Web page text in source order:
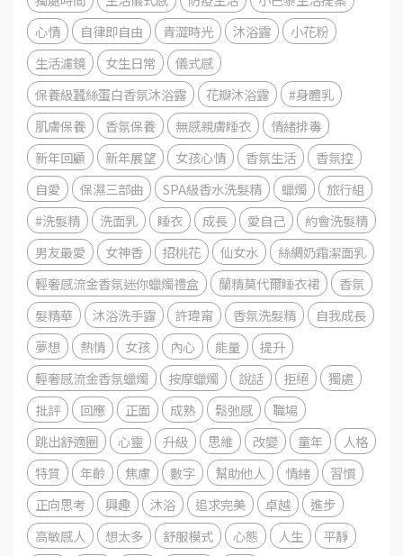
心情
自律即自由 青澀時光 沐浴露
小花粉
生活濾鏡
女生日常
儀式感
保養級蠶絲蛋白香氛沐浴露
花瓣沐浴露
#身體乳
肌膚保養
香氛保養 無感親膚睡衣
情緒排毒
新年回顧
新年展望 女孩心情 香氛生活
香氛控
自愛
保濕三部曲 SPA級香水洗髮精 蠟燭
旅行組
#洗髮精
洗面乳 睡衣 成長 愛自己
約會洗髮精
男友最愛
女神香 招桃花 仙女水
絲綢奶霜潔面乳
輕奢感流金香氛迷你蠟燭禮盒
蘭精莫代爾睡衣裙
香氛
髮精華
沐浴洗手露 許瑋甯 香氛洗髮精
自我成長
夢想
熱情 女孩 內心 能量
提升
輕奢感流金香氛蠟燭
按摩蠟燭 說話 拒絕
獨處
批評
回應 正面 成熟 鬆弛感
職場
跳出舒適圈
心靈 升級 思維 改變 童年
人格
特質
年齡 焦慮 數字 幫助他人 情緒
習慣
正向思考
興趣 沐浴 追求完美 卓越
進步
高敏感人
想太多 舒服模式 心態 人生
平靜